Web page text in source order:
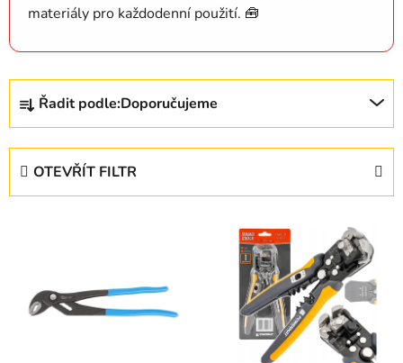
materiály pro každodenní použití. 🧰
Ř
z
Řadit podle:Doporučujeme
OTEVŘÍT FILTR